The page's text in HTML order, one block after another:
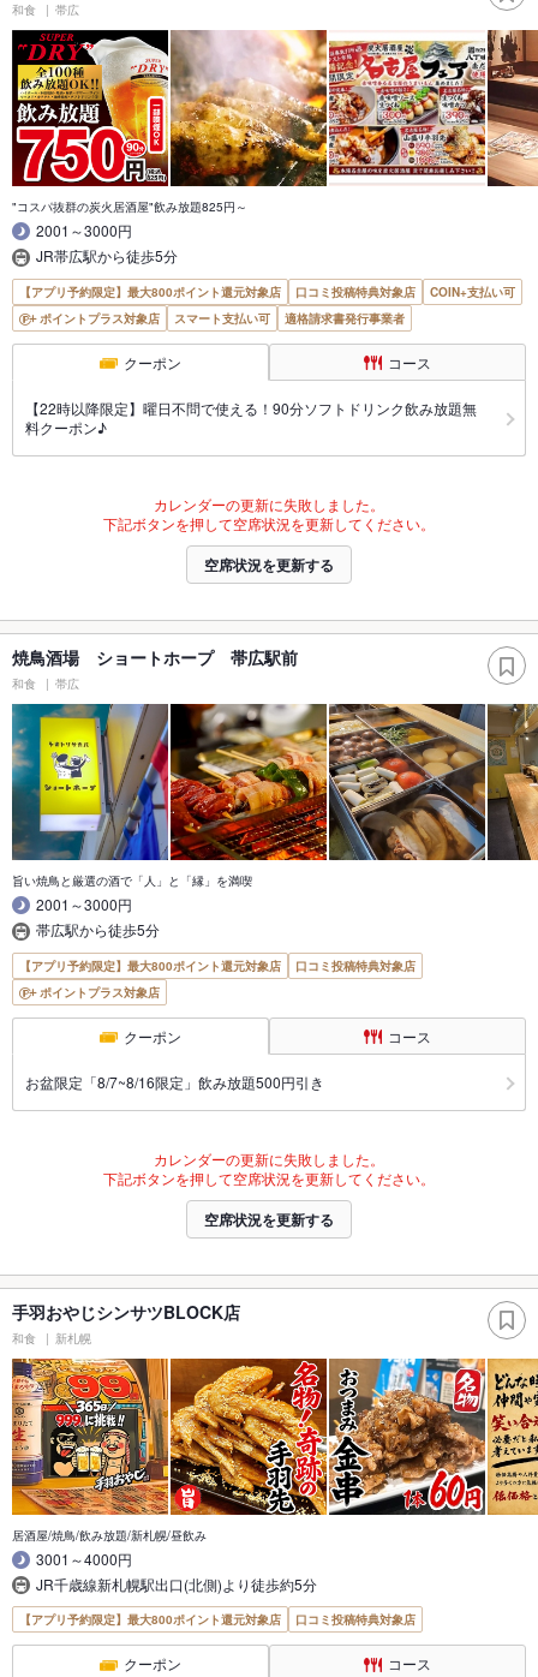
和食 帯広
"コスパ抜群の炭火居酒屋"飲み放題825円～
2001～3000円
JR帯広駅から徒歩5分
【アプリ予約限定】最大800ポイント還元対象店 口コミ投稿特典対象店
COIN+支払い可
ポイントプラス対象店
スマート支払い可 適格請求書発行事業者
クーポン コース
【22時以降限定】曜日不問で使える！90分ソフトドリンク飲み放題無
料クーポン♪
カレンダーの更新に失敗しました。
下記ボタンを押して空席状況を更新してください。
空席状況を更新する
焼鳥酒場 ショートホープ 帯広駅前
和食 帯広
旨い焼鳥と厳選の酒で「人」と「縁」を満喫
2001～3000円
帯広駅から徒歩5分
【アプリ予約限定】最大800ポイント還元対象店
口コミ投稿特典対象店
ポイントプラス対象店
クーポン コース
お盆限定「8/7~8/16限定」飲み放題500円引き
カレンダーの更新に失敗しました。
下記ボタンを押して空席状況を更新してください。
空席状況を更新する
手羽おやじシンサツBLOCK店
和食 新札幌
居酒屋/焼鳥/飲み放題/新札幌/昼飲み
3001～4000円
JR千歳線新札幌駅出口(北側)より徒歩約5分
【アプリ予約限定】最大800ポイント還元対象店 口コミ投稿特典対象店
クーポン コース